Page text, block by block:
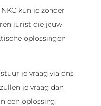
kun je zonder
jurist die jouw
oplossingen
je vraag via ons
je vraag dan
een oplossing.